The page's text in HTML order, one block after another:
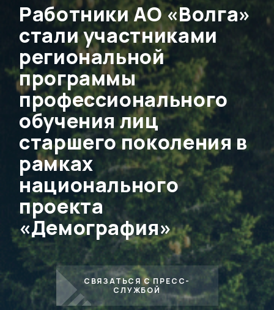
Работники АО «Волга»
стали участниками
региональной
программы
профессионального
обучения лиц
старшего поколения в
рамках
национального
проекта
«Демография»
СВЯЗАТЬСЯ С ПРЕСС-
СЛУЖБОЙ